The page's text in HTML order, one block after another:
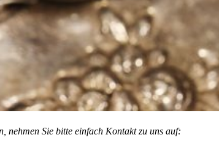
nehmen Sie bitte einfach Kontakt zu uns auf: